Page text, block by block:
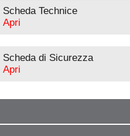
Scheda Technice
Apri
Scheda di Sicurezza
Apri